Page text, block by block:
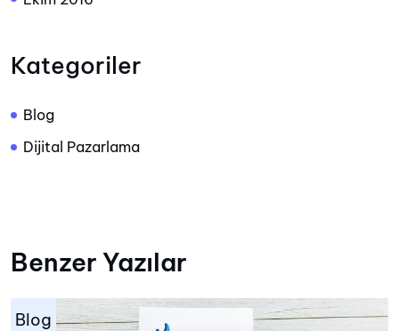
Kategoriler
Blog
Dijital Pazarlama
Benzer Yazılar
Blog